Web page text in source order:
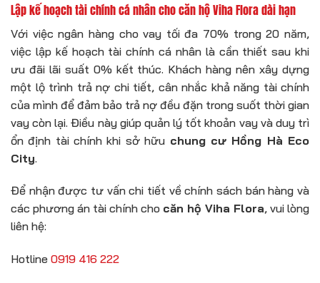
Lập kế hoạch tài chính cá nhân cho căn hộ Viha Flora dài hạn
Với việc ngân hàng cho vay tối đa 70% trong 20 năm,
việc lập kế hoạch tài chính cá nhân là cần thiết sau khi
ưu đãi lãi suất 0% kết thúc. Khách hàng nên xây dựng
một lộ trình trả nợ chi tiết, cân nhắc khả năng tài chính
của mình để đảm bảo trả nợ đều đặn trong suốt thời gian
vay còn lại. Điều này giúp quản lý tốt khoản vay và duy trì
ổn định tài chính khi sở hữu chung cư Hồng Hà Eco
City.
Để nhận được tư vấn chi tiết về chính sách bán hàng và
các phương án tài chính cho căn hộ Viha Flora, vui lòng
liên hệ:
Hotline 0919 416 222